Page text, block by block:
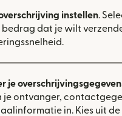
instellen.
bedrag dat je wilt
je
je ontvanger,
in. Kies uit